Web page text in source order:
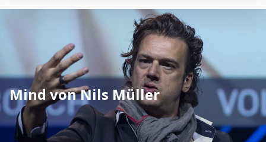
Themen
Services
Wer wir sind
Kontakt
English
Mind von Nils Müller